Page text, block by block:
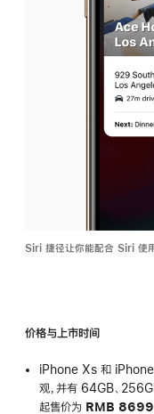
Siri 捷径让你能配合 Siri 使
价格与上市时间
iPhone Xs 和 iPhone
观，并有 64GB、
起售价为 RMB 8699